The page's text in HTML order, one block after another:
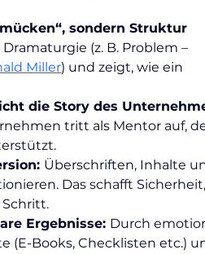
sondern Struktur
(z. B. Problem –
Miller) und zeigt, wie ein
die Story des
tritt als Mentor auf,
Überschriften, Inhalte
Das schafft
Ergebnisse: Durch
(E-Books, Checklisten etc.)